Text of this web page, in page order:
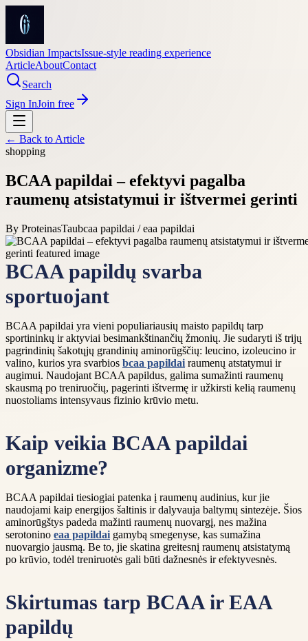
Obsidian ImpactsIssue-style reading experience
ArticleAboutContact
Search
Sign InJoin free
← Back to Article
shopping
BCAA papildai – efektyvi pagalba
raumenų atsistatymui ir ištvermei gerinti
By ProteinasTaubcaa papildai / eaa papildai
BCAA papildų svarba
sportuojant
BCAA papildai yra vieni populiariausių maisto papildų tarp
sportininkų ir aktyviai besimankštinančių žmonių. Jie sudaryti iš trijų
pagrindinių šakotųjų grandinių aminorūgščių: leucino, izoleucino ir
valino, kurios yra svarbios bcaa papildai raumenų atstatymui ir
augimui. Naudojant BCAA papildus, galima sumažinti raumenų
skausmą po treniruočių, pagerinti ištvermę ir užkirsti kelią raumenų
nuostoliams intensyvaus fizinio krūvio metu.
Kaip veikia BCAA papildai
organizme?
BCAA papildai tiesiogiai patenka į raumenų audinius, kur jie
naudojami kaip energijos šaltinis ir dalyvauja baltymų sintezėje. Šios
aminorūgštys padeda mažinti raumenų nuovargį, nes mažina
serotonino eaa papildai gamybą smegenyse, kas sumažina
nuovargio jausmą. Be to, jie skatina greitesnį raumenų atsistatymą
po krūvio, todėl treniruotės gali būti dažnesnės ir efektyvesnės.
Skirtumas tarp BCAA ir EAA
papildų